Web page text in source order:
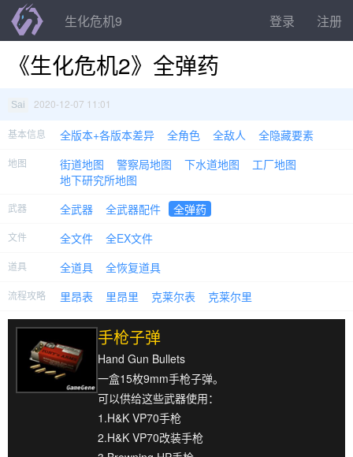
登录 注册
生化危机9
《生化危机2》全弹药
Sai 2020-12-07 11:01
基本信息 全版本+各版本差异 全角色 全敌人 全隐藏要素
地图 街道地图 警察局地图 下水道地图
工厂地图
地下研究所地图
武器 全武器 全武器配件 全弹药
文件 全文件 全EX文件
道具 全道具 全恢复道具
流程攻略 里昂表 里昂里 克莱尔表 克莱尔里
手枪子弹
Hand Gun Bullets
一盒15枚9mm手枪子弹。
可以供给这些武器使用：
1.H&K VP70手枪
2.H&K VP70改装手枪